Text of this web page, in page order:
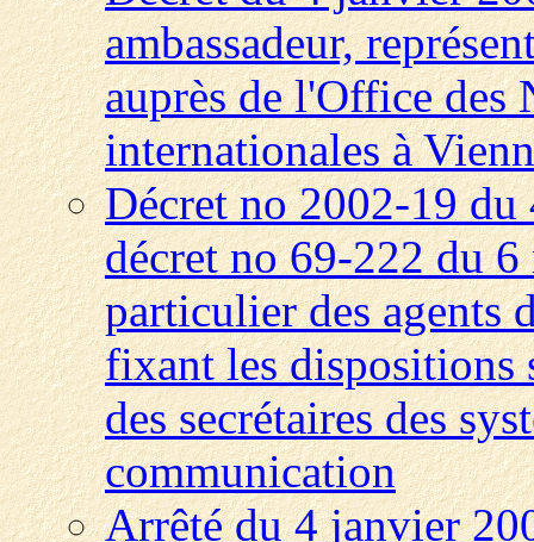
ambassadeur,
auprès de l'Office des
internationales à
Décret no 2002-19
décret no 69-222 du
particulier des agents
fixant les dispositions
des secrétaires des
communication
Arrêté du 4 janvier